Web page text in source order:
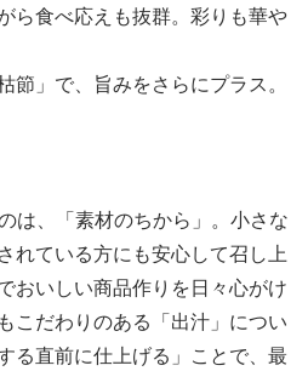
ら食べ応えも抜群。彩りも華や
節」で、旨みをさらにプラス。
は、「素材のちから」。小さな
れている方にも安心して召し上
おいしい商品作りを日々心がけ
こだわりのある「出汁」につい
る直前に仕上げる」ことで、最